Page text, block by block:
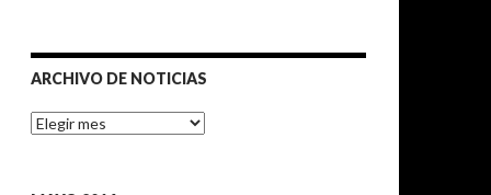
ARCHIVO DE NOTICIAS
A
r